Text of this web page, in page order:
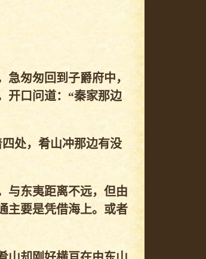
匆匆回到子爵府中，
开口问道：“秦家那边
处，肴山冲那边有没
与东夷距离不远，但由
主要是凭借海上。或者